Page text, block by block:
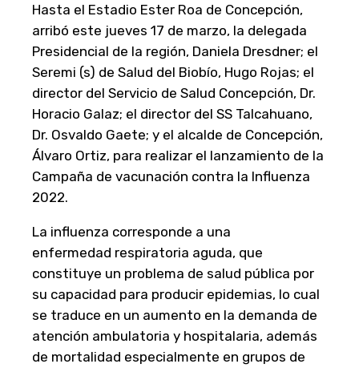
Hasta el Estadio Ester Roa de Concepción,
arribó este jueves 17 de marzo, la delegada
Presidencial de la región, Daniela Dresdner; el
Seremi (s) de Salud del Biobío, Hugo Rojas; el
director del Servicio de Salud Concepción, Dr.
Horacio Galaz; el director del SS Talcahuano,
Dr. Osvaldo Gaete; y el alcalde de Concepción,
Álvaro Ortiz, para realizar el lanzamiento de la
Campaña de vacunación contra la Influenza
2022.
La influenza corresponde a una
enfermedad respiratoria aguda, que
constituye un problema de salud pública por
su capacidad para producir epidemias, lo cual
se traduce en un aumento en la demanda de
atención ambulatoria y hospitalaria, además
de mortalidad especialmente en grupos de